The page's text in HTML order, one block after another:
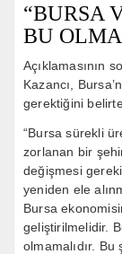
“BURSA
BU
Açıklamasının
Kazancı,
gerektiğini
“Bursa sürekli
zorlanan bir
değişmesi
yeniden ele
Bursa
geliştirilmelidir.
olmamalıdır.